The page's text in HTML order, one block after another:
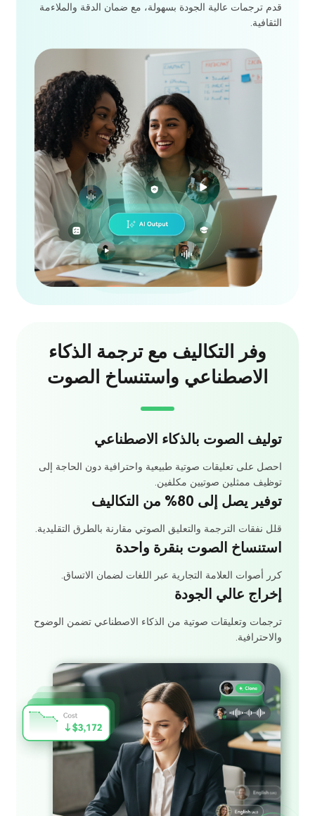
قدم ترجمات عالية الجودة بسهولة، مع ضمان الدقة والملاءمة
الثقافية.
وفر التكاليف مع ترجمة الذكاء
الاصطناعي واستنساخ الصوت
توليف الصوت بالذكاء الاصطناعي
احصل على تعليقات صوتية طبيعية واحترافية دون الحاجة إلى
توظيف ممثلين صوتيين مكلفين.
توفير يصل إلى 80% من التكاليف
قلل نفقات الترجمة والتعليق الصوتي مقارنة بالطرق التقليدية.
استنساخ الصوت بنقرة واحدة
كرر أصوات العلامة التجارية عبر اللغات لضمان الاتساق.
إخراج عالي الجودة
ترجمات وتعليقات صوتية من الذكاء الاصطناعي تضمن الوضوح
والاحترافية.